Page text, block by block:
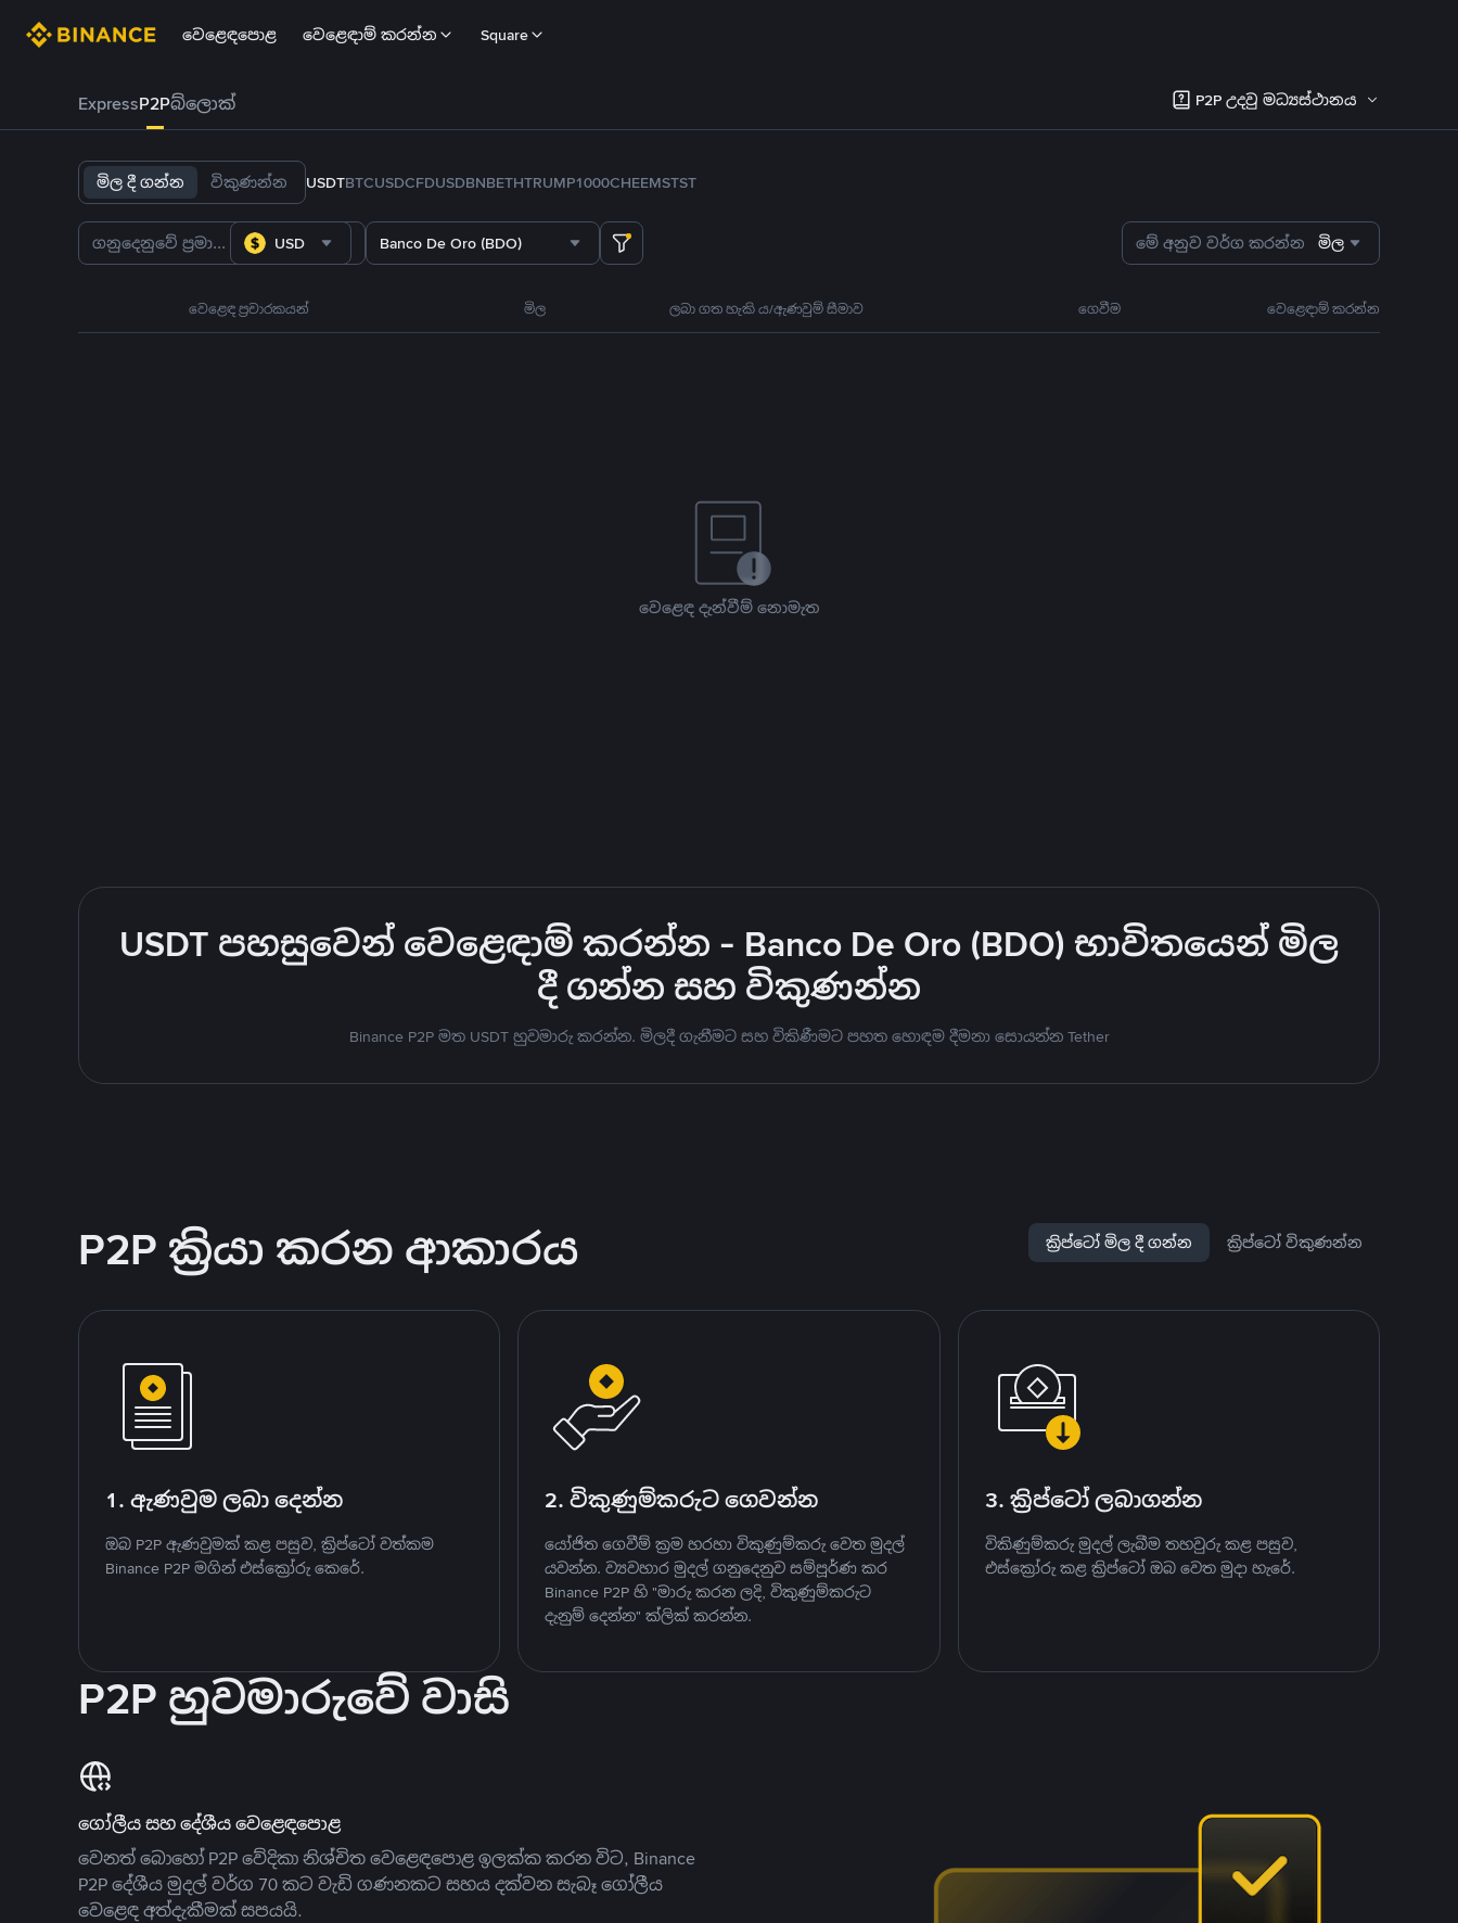
වෙළෙඳපොළ වෙළෙඳාම් කරන්න Square
ExpressP2Pබ්ලොක් P2P උදවු මධ්‍යස්ථානය
මිල දී ගන්න විකුණන්න USDTBTCUSDCFDUSDBNBETHTRUMP1000CHEEMSTST
USD Banco De Oro (BDO) මේ අනුව වර්ග කරන්න මිල
වෙළෙඳ ප්‍රචාරකයන් මිල ලබා ගත හැකි ය/ඇණවුම් සීමාව ගෙවීම වෙළෙඳාම් කරන්න
වෙළෙඳ දැන්වීම් නොමැත
USDT පහසුවෙන් වෙළෙඳාම් කරන්න - Banco De Oro (BDO) භාවිතයෙන් මිල
දී ගන්න සහ විකුණන්න
Binance P2P මත USDT හුවමාරු කරන්න. මිලදී ගැනීමට සහ විකිණීමට පහත හොඳම දීමනා සොයන්න Tether
P2P ක්‍රියා කරන ආකාරය ක්‍රිප්ටෝ මිල දී ගන්න ක්‍රිප්ටෝ විකුණන්න
1. ඇණවුම ලබා දෙන්න
ඔබ P2P ඇණවුමක් කළ පසුව, ක්‍රිප්ටෝ වත්කම
Binance P2P මගින් එස්ක්‍රෝරු කෙරේ.
2. විකුණුම්කරුට ගෙවන්න
යෝජිත ගෙවීම් ක්‍රම හරහා විකුණුම්කරු වෙත මුදල්
යවන්න. ව්‍යවහාර මුදල් ගනුදෙනුව සම්පූර්ණ කර
Binance P2P හි "මාරු කරන ලදි, විකුණුම්කරුට
දැනුම් දෙන්න" ක්ලික් කරන්න.
3. ක්‍රිප්ටෝ ලබාගන්න
විකිණුම්කරු මුදල් ලැබීම තහවුරු කළ පසුව,
එස්ක්‍රෝරු කළ ක්‍රිප්ටෝ ඔබ වෙත මුදා හැරේ.
P2P හුවමාරුවේ වාසි
ගෝලීය සහ දේශීය වෙළෙඳපොළ
වෙනත් බොහෝ P2P වේදිකා නිශ්චිත වෙළෙඳපොළ ඉලක්ක කරන විට, Binance
P2P දේශීය මුදල් වර්ග 70 කට වැඩි ගණනකට සහය දක්වන සැබෑ ගෝලීය
වෙළෙඳ අත්දැකීමක් සපයයි.